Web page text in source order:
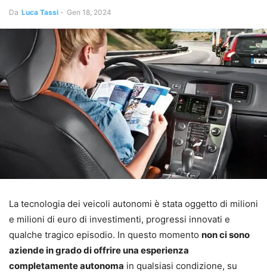
Da Luca Tassi - Gen 18, 2024
La tecnologia dei veicoli autonomi è stata oggetto di milioni
e milioni di euro di investimenti, progressi innovati e
qualche tragico episodio. In questo momento non ci sono
aziende in grado di offrire una esperienza
completamente autonoma in qualsiasi condizione, su